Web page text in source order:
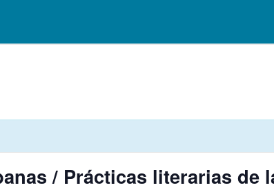
/ Prácticas literarias de